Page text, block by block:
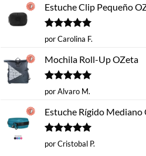
Estuche Clip Pequeño
Valorado
con
por Carolina F.
Mochila Roll-Up OZeta
Valorado
con
por Alvaro M.
Estuche Rígido Mediano
Valorado
con
por Cristobal P.